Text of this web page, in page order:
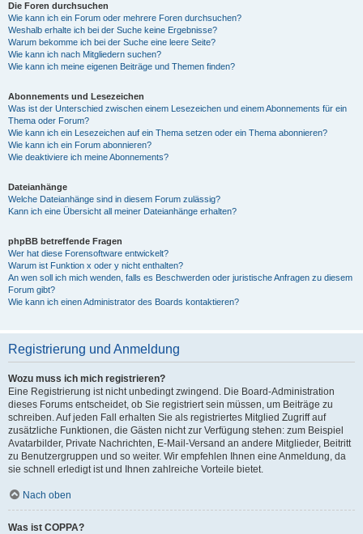
Die Foren durchsuchen
Wie kann ich ein Forum oder mehrere Foren durchsuchen?
Weshalb erhalte ich bei der Suche keine Ergebnisse?
Warum bekomme ich bei der Suche eine leere Seite?
Wie kann ich nach Mitgliedern suchen?
Wie kann ich meine eigenen Beiträge und Themen finden?
Abonnements und Lesezeichen
Was ist der Unterschied zwischen einem Lesezeichen und einem Abonnements für ein
Thema oder Forum?
Wie kann ich ein Lesezeichen auf ein Thema setzen oder ein Thema abonnieren?
Wie kann ich ein Forum abonnieren?
Wie deaktiviere ich meine Abonnements?
Dateianhänge
Welche Dateianhänge sind in diesem Forum zulässig?
Kann ich eine Übersicht all meiner Dateianhänge erhalten?
phpBB betreffende Fragen
Wer hat diese Forensoftware entwickelt?
Warum ist Funktion x oder y nicht enthalten?
An wen soll ich mich wenden, falls es Beschwerden oder juristische Anfragen zu diesem
Forum gibt?
Wie kann ich einen Administrator des Boards kontaktieren?
Registrierung und Anmeldung
Wozu muss ich mich registrieren?
Eine Registrierung ist nicht unbedingt zwingend. Die Board-Administration
dieses Forums entscheidet, ob Sie registriert sein müssen, um Beiträge zu
schreiben. Auf jeden Fall erhalten Sie als registriertes Mitglied Zugriff auf
zusätzliche Funktionen, die Gästen nicht zur Verfügung stehen: zum Beispiel
Avatarbilder, Private Nachrichten, E-Mail-Versand an andere Mitglieder, Beitritt
zu Benutzergruppen und so weiter. Wir empfehlen Ihnen eine Anmeldung, da
sie schnell erledigt ist und Ihnen zahlreiche Vorteile bietet.
Nach oben
Was ist COPPA?